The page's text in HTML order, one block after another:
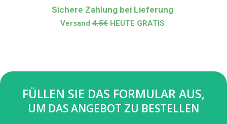
Sichere Zahlung bei Lieferung
Versand 4.5€ HEUTE GRATIS
FÜLLEN SIE DAS FORMULAR AUS,
UM DAS ANGEBOT ZU BESTELLEN